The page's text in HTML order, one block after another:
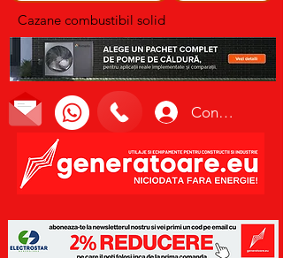
Cazane combustibil solid
Conectează-te